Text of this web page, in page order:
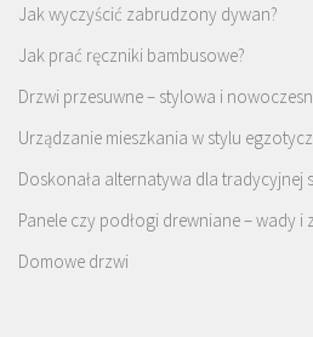
Jak wyczyścić zabrudzony dywan?
Jak prać ręczniki bambusowe?
Drzwi przesuwne – stylowa i
Urządzanie mieszkania w stylu
Doskonała alternatywa dla tradycyjnej
Panele czy podłogi drewniane – wady i
Domowe drzwi